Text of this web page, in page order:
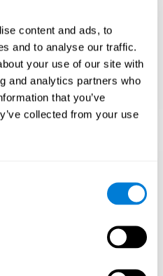
content and ads, to
and to analyse our traffic.
your use of our site with
and analytics partners who
that you’ve
collected from your use
сорилтод оруулахын
ажил, баяжуулах
(жишээ нь, дүн
Боломжтой бол
хөтөлбөрүүдийг
гэж найдахын оронд
хүлээж авч,